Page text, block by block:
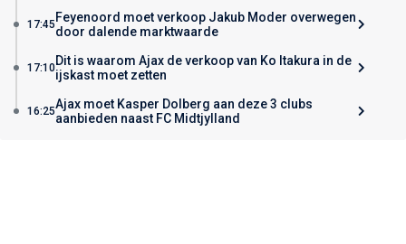
17:45 Feyenoord moet verkoop Jakub Moder overwegen
door dalende marktwaarde
17:10Dit is waarom Ajax de verkoop van Ko Itakura in de
ijskast moet zetten
16:25Ajax moet Kasper Dolberg aan deze 3 clubs
aanbieden naast FC Midtjylland